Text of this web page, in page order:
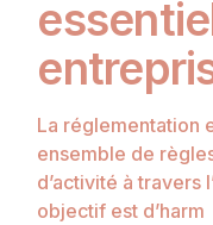
La réglementation
ensemble de
d’activité à travers
objectif est d’harm